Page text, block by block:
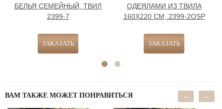
БЕЛЬЯ СЕМЕЙНЫЙ, ТВИЛ
2399-7
ОДЕЯЛАМИ ИЗ ТВИЛА
160Х220 СМ, 2399-2OSP
ВАМ ТАКЖЕ МОЖЕТ ПОНРАВИТЬСЯ ← →